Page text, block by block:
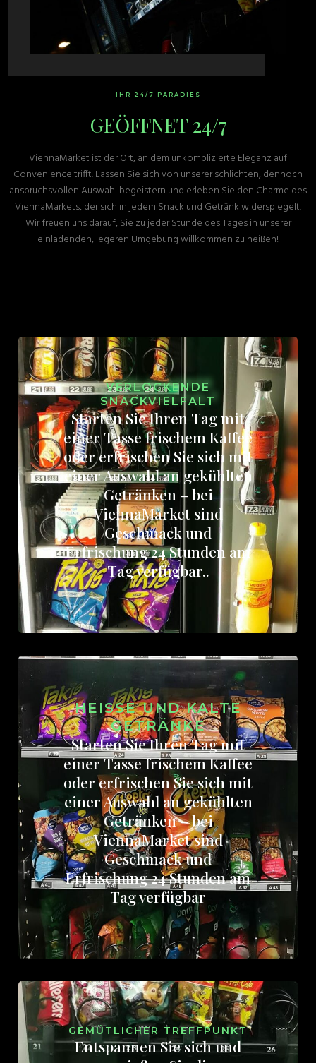
IHR 24/7 PARADIES
GEÖFFNET 24/7
ViennaMarket ist der Ort, an dem unkomplizierte Eleganz auf
Convenience trifft. Lassen Sie sich von unserer schlichten, dennoch
anspruchsvollen Auswahl begeistern und erleben Sie den Charme des
ViennaMarkets, der sich in jedem Snack und Getränk widerspiegelt.
Wir freuen uns darauf, Sie zu jeder Stunde des Tages in unserer
einladenden, legeren Umgebung willkommen zu heißen!
VERLOCKENDE
SNACKVIELFALT
Starten Sie Ihren Tag mit
einer Tasse frischem Kaffee
oder erfrischen Sie sich mit
einer Auswahl an gekühlten
Getränken – bei
ViennaMarket sind
Geschmack und
Erfrischung 24 Stunden am
Tag verfügbar..
HEISSE UND KALTE G
ETRÄNKE
Starten Sie Ihren Tag mit
einer Tasse frischem Kaffee
oder erfrischen Sie sich mit
einer Auswahl an gekühlten
Getränken – bei
ViennaMarket sind
Geschmack und
Erfrischung 24 Stunden am
Tag verfügbar
GEMÜTLICHER TREFFPUNKT
Entspannen Sie sich und